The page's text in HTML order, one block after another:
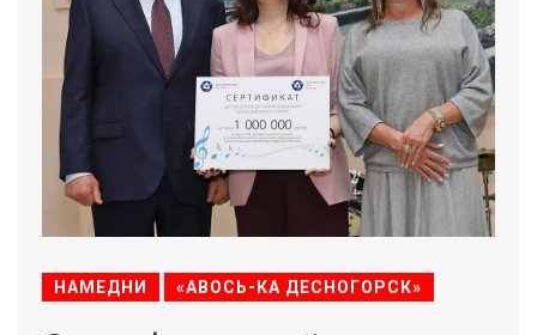
НАМЕДНИ «АВОСЬ-КА ДЕСНОГОРСК»